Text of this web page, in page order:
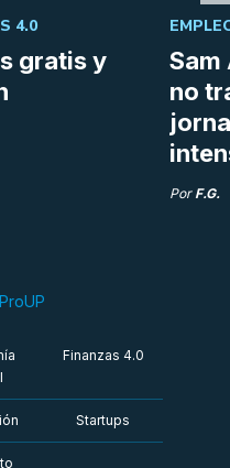
gratis y
4.0
Sam
no
Por F.G.
Finanzas 4.0
Startups